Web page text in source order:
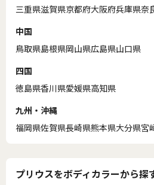
三重県滋賀県京都府大阪府兵庫県奈
中国
鳥取県島根県岡山県広島県山口県
四国
徳島県香川県愛媛県高知県
九州・沖縄
福岡県佐賀県長崎県熊本県大分県宮
プリウスをボディカラーから探